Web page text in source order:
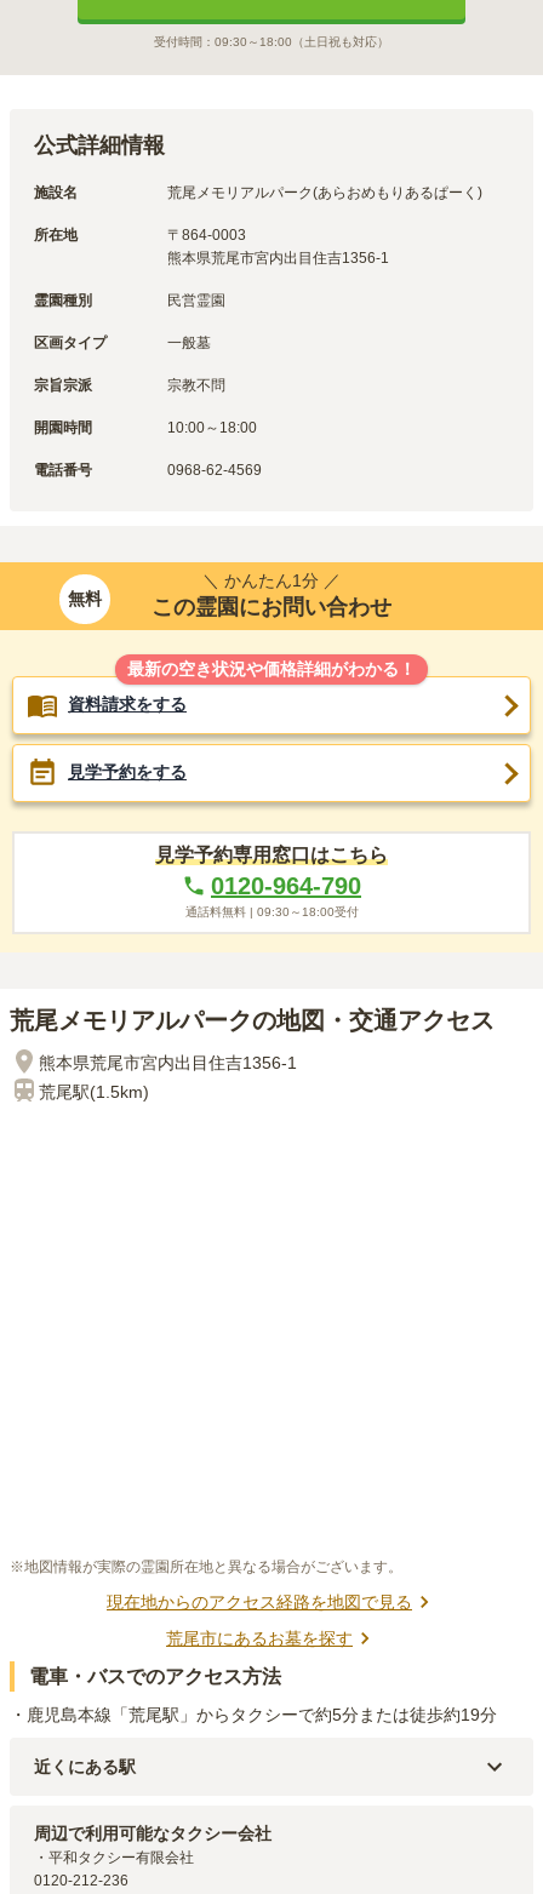
受付時間： 09:30～18:00 （土日祝も対応）
公式詳細情報
施設名 荒尾メモリアルパーク(あらおめもりあるぱーく)
所在地 〒 864-0003
熊本県荒尾市宮内出目住吉1356-1
霊園種別 民営霊園
区画タイプ 一般墓
宗旨宗派 宗教不問
開園時間 10:00～18:00
電話番号 0968-62-4569
無料
＼ かんたん1分 ／
この霊園にお問い合わせ
最新の空き状況や価格詳細がわかる！
資料請求をする
見学予約をする
見学予約専用窓口はこちら
0120-964-790
通話料無料 | 09:30～18:00受付
荒尾メモリアルパークの地図・交通アクセス
熊本県荒尾市宮内出目住吉1356-1
荒尾駅(1.5km)
※地図情報が実際の霊園所在地と異なる場合がございます。
現在地からのアクセス経路を地図で見る
荒尾市にあるお墓を探す
電車・バスでのアクセス方法
・鹿児島本線「荒尾駅」からタクシーで約5分または徒歩約19分
近くにある駅
JR鹿児島本線(博多～八代)
大牟田駅（
周辺で利用可能なタクシー会社
・平和タクシー有限会社
0120-212-236